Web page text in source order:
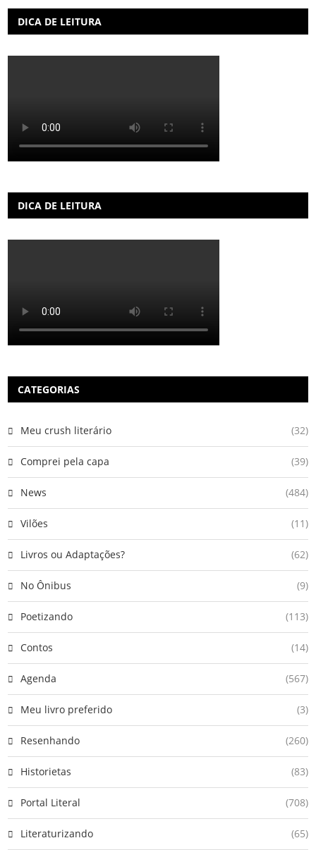
DICA DE LEITURA
DICA DE LEITURA
CATEGORIAS
Meu crush literário (32)
Comprei pela capa (39)
News (484)
Vilões (11)
Livros ou Adaptações? (62)
No Ônibus (9)
Poetizando (113)
Contos (14)
Agenda (567)
Meu livro preferido (3)
Resenhando (260)
Historietas (83)
Portal Literal (708)
Literaturizando (65)